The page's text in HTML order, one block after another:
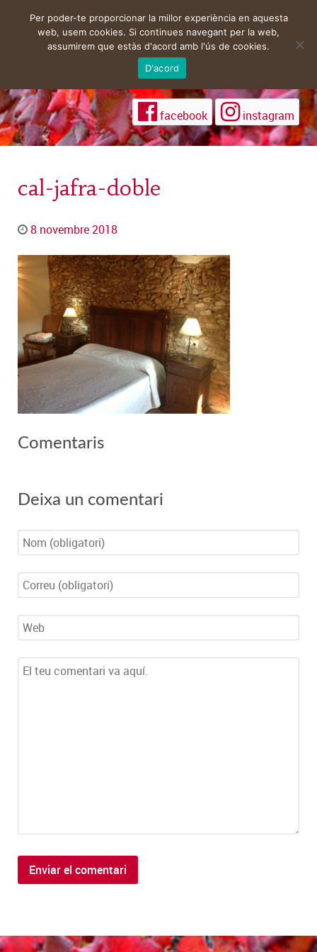
facebook instagram
cal-jafra-doble
8 novembre 2018
Comentaris
Deixa un comentari
Per poder-te proporcionar la millor experiència en aquesta
web, usem cookies. Si continues navegant per la web,
assumirem que estàs d'acord amb l'ús de cookies.
D'acord